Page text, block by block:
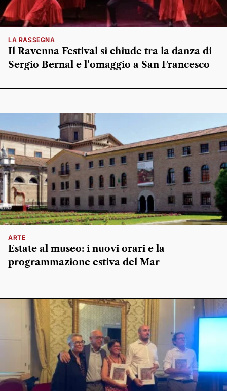
LA RASSEGNA
Il Ravenna Festival si chiude tra la danza di
Sergio Bernal e l’omaggio a San Francesco
ARTE
Estate al museo: i nuovi orari e la
programmazione estiva del Mar